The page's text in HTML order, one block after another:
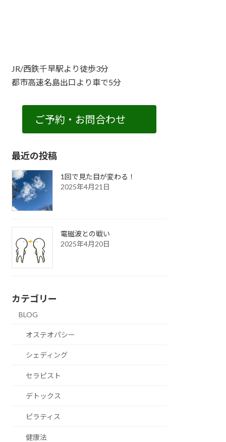
JR/西鉄千早駅より徒歩3分
都市高速名島出口より車で5分
ご予約・お問合わせ
最近の投稿
1回で見た目が変わる！
2025年4月21日
電磁波との戦い
2025年4月20日
カテゴリー
BLOG
オステオパシー
シェディング
セラピスト
デトックス
ピラティス
健康法